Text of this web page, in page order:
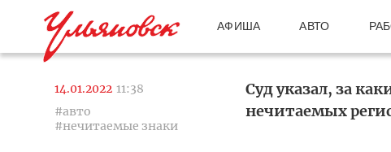
АФИША АВТО
14.01.2022 11:38
#авто
#нечитаемые знаки
Суд указал, за
нечитаемых